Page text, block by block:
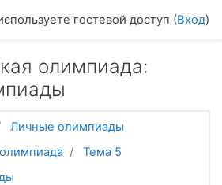
гостевой доступ (Вход)
олимпиада:
Личные олимпиады
Тема 5